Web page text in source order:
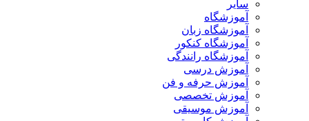
سایر
آموزشگاه
آموزشگاه زبان
آموزشگاه کنکور
آموزشگاه رانندگی
آموزش درسی
آموزش حرفه و فن
آموزش تخصصی
آموزش موسیقی